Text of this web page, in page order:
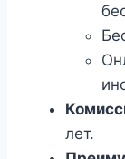
лет.